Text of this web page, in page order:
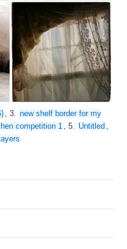
, 3. new shelf border for my
competition 1 , 5. Untitled ,